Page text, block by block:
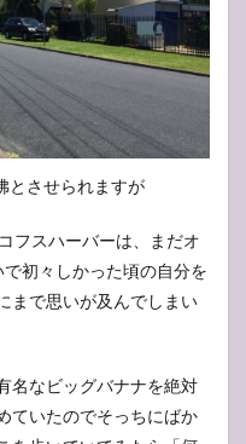
とさせられますが
フスハーバーは、まだオ
初々しかった頃の自分を
まで思いが及んでしまい
名なビッグバナナを絶対
ていたのでそっちにばか